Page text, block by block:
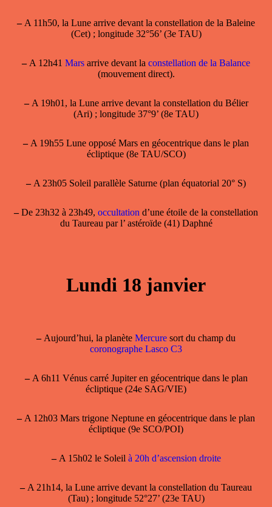
–A 11h50, la Lune arrive devant la constellation de la Baleine
(Cet) ; longitude 32°56’ (3e TAU)
–A 12h41 Mars arrive devant la constellation de la Balance
(mouvement direct).
–A 19h01, la Lune arrive devant la constellation du Bélier
(Ari) ; longitude 37°9’ (8e TAU)
–A 19h55 Lune opposé Mars en géocentrique dans le plan
écliptique (8e TAU/SCO)
–A 23h05 Soleil parallèle Saturne (plan équatorial 20° S)
–De 23h32 à 23h49, occultation d’une étoile de la constellation
du Taureau par l’ astéroïde (41) Daphné
Lundi 18 janvier
–Aujourd’hui, la planète Mercure sort du champ du
coronographe Lasco C3
–A 6h11 Vénus carré Jupiter en géocentrique dans le plan
écliptique (24e SAG/VIE)
–A 12h03 Mars trigone Neptune en géocentrique dans le plan
écliptique (9e SCO/POI)
–A 15h02 le Soleil à 20h d’ascension droite
–A 21h14, la Lune arrive devant la constellation du Taureau
(Tau) ; longitude 52°27’ (23e TAU)